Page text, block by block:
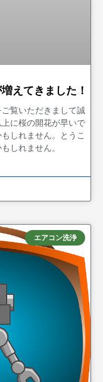
えてきました！
覧いただきまして誠
に桜の開花が早いで
しれません。とうこ
しれません。
エアコン洗浄